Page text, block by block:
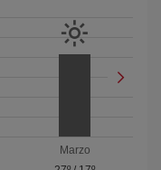
Marzo